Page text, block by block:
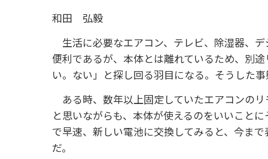
和田 弘毅
生活に必要なエアコン、テレビ、除湿器、
便利であるが、本体とは離れているため、別
い。ない」と探し回る羽目になる。そうした
ある時、数年以上固定していたエアコンの
と思いながらも、本体が使えるのをいいこと
で早速、新しい電池に交換してみると、今ま
だ。